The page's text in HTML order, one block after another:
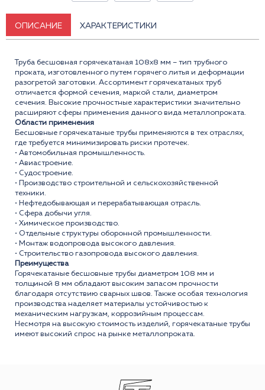
ОПИСАНИЕ ХАРАКТЕРИСТИКИ
Труба бесшовная горячекатаная 108x8 мм – тип трубного
проката, изготовленного путем горячего литья и деформации
разогретой заготовки. Ассортимент горячекатаных труб
отличается формой сечения, маркой стали, диаметром
сечения. Высокие прочностные характеристики значительно
расширяют сферы применения данного вида металлопроката.
Области применения
Бесшовные горячекатаные трубы применяются в тех отраслях,
где требуется минимизировать риски протечек.
• Автомобильная промышленность.
• Авиастроение.
• Судостроение.
• Производство строительной и сельскохозяйственной
техники.
• Нефтедобывающая и перерабатывающая отрасль.
• Сфера добычи угля.
• Химическое производство.
• Отдельные структуры оборонной промышленности.
• Монтаж водопровода высокого давления.
• Строительство газопровода высокого давления.
Преимущества
Горячекатаные бесшовные трубы диаметром 108 мм и
толщиной 8 мм обладают высоким запасом прочности
благодаря отсутствию сварных швов. Также особая технология
производства наделяет материалы устойчивостью к
механическим нагрузкам, коррозийным процессам.
Несмотря на высокую стоимость изделий, горячекатаные трубы
имеют высокий спрос на рынке металлопроката.